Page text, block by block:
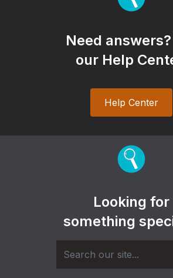
Need
our Help
Help Center
Looking for
something